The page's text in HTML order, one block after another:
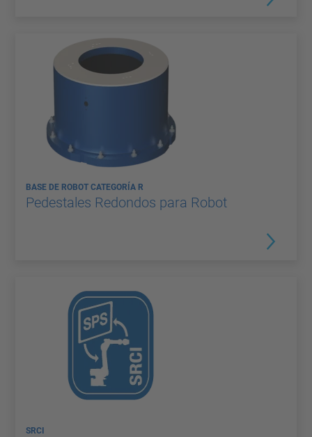
BASE DE ROBOT CATEGORÍA R
Pedestales Redondos para Robot
SRCI